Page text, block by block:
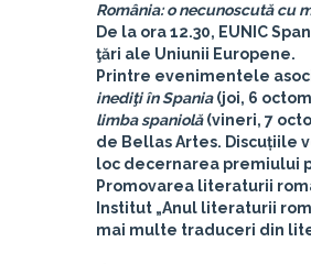
România: o necunoscută cu
De la ora 12.30, EUNIC
ţări ale Uniunii Europene.
Printre evenimentele
inediţi în Spania(joi, 6
limba spaniolă(vineri, 7
de Bellas Artes. Discuțiile
loc decernarea premiului
Promovarea literaturii
Institut „Anul literaturii
mai multe traduceri din